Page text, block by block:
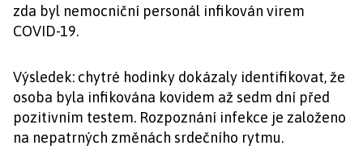
zda byl nemocniční personál infikován virem
COVID-19.
Výsledek: chytré hodinky dokázaly identifikovat, že
osoba byla infikována kovidem až sedm dní před
pozitivním testem. Rozpoznání infekce je založeno
na nepatrných změnách srdečního rytmu.